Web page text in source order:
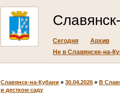
Сегодня
Архив
Не в Славянске-на-
Славянск-на-Кубани » 30.04.2026 » В
и дестком саду